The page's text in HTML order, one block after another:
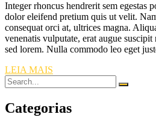
Integer rhoncus hendrerit sem egestas
dolor eleifend pretium quis ut velit.
consequat orci at, ultrices magna.
venenatis vulputate, erat augue
sed lorem. Nulla commodo leo eget
LEIA MAIS
Categorias